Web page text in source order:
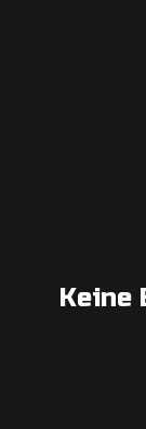
Keine